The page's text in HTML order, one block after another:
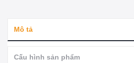
Mô tả
Cấu hình sản phẩm